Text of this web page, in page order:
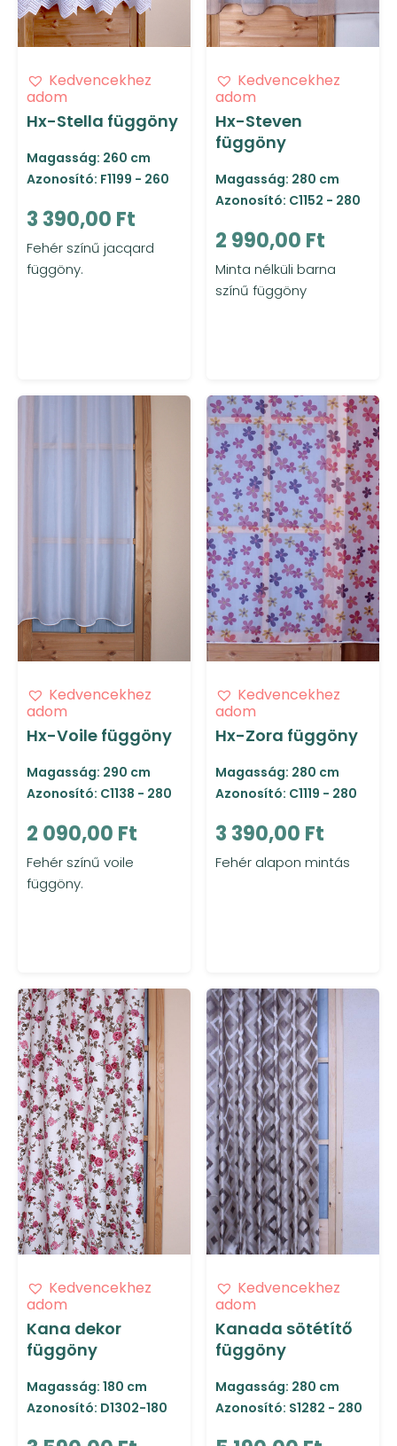
Kedvencekhez
adom
Hx-Stella függöny
Magasság: 260 cm
Azonosító: F1199 - 260
3 390,00 Ft
Fehér színű jacqard
függöny.
Kedvencekhez
adom
Hx-Steven
függöny
Magasság: 280 cm
Azonosító: C1152 - 280
2 990,00 Ft
Minta nélküli barna
színű függöny
Kedvencekhez
adom
Hx-Voile függöny
Magasság: 290 cm
Azonosító: C1138 - 280
2 090,00 Ft
Fehér színű voile
függöny.
Kedvencekhez
adom
Hx-Zora függöny
Magasság: 280 cm
Azonosító: C1119 - 280
3 390,00 Ft
Fehér alapon mintás
Kedvencekhez
adom
Kana dekor
függöny
Magasság: 180 cm
Azonosító: D1302-180
Kedvencekhez
adom
Kanada sötétítő
függöny
Magasság: 280 cm
Azonosító: S1282 - 280